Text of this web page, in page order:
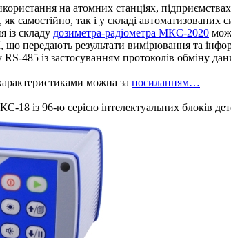
на атомних станціях,
самостійно, так і у складі
із складу дозиметра-радіометра МКС-2020
передають результати вимірювання та
RS-485 із застосуванням протоколів обміну
можна за посиланням…
18 із 96-ю серією інтелектуальних блоків